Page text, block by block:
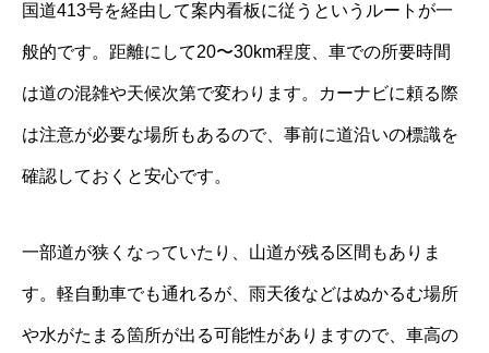
国道413号を経由して案内看板に従うというルートが一
般的です。距離にして20〜30km程度、車での所要時間
は道の混雑や天候次第で変わります。カーナビに頼る際
は注意が必要な場所もあるので、事前に道沿いの標識を
確認しておくと安心です。
一部道が狭くなっていたり、山道が残る区間もありま
す。軽自動車でも通れるが、雨天後などはぬかるむ場所
や水がたまる箇所が出る可能性がありますので、車高の